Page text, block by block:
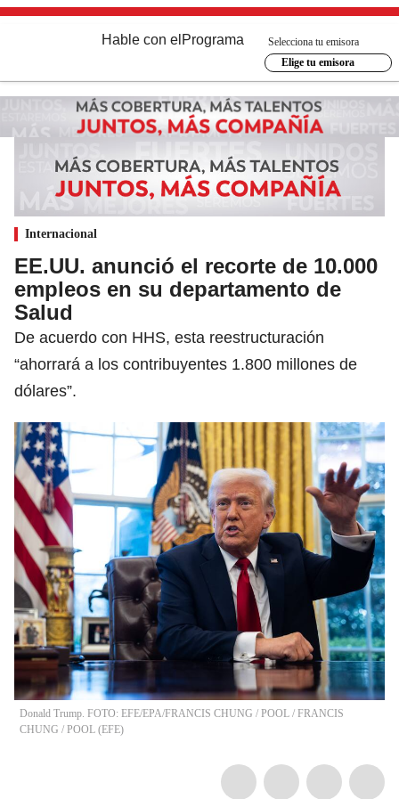
Hable con el Programa
Selecciona tu emisora
Elige tu emisora
Internacional
EE.UU. anunció el recorte de 10.000
empleos en su departamento de
Salud
De acuerdo con HHS, esta reestructuración
“ahorrará a los contribuyentes 1.800 millones de
dólares”.
Donald Trump. FOTO: EFE/EPA/FRANCIS CHUNG / POOL / FRANCIS
CHUNG / POOL (EFE)